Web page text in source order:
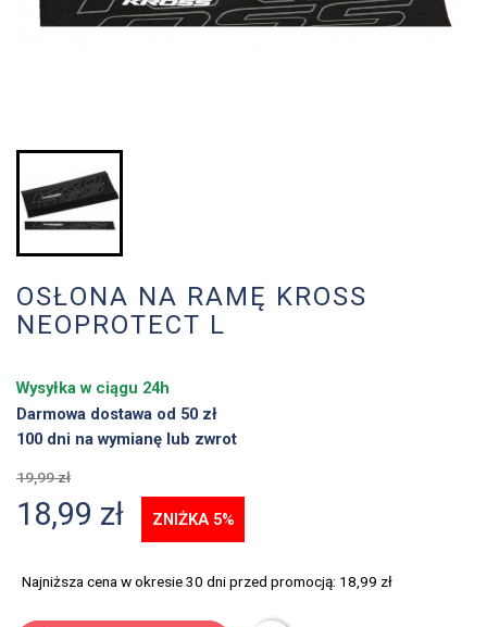
OSŁONA NA RAMĘ KROSS
NEOPROTECT L
Wysyłka w ciągu 24h
Darmowa dostawa od 50 zł
100 dni na wymianę lub zwrot
19,99 zł
18,99 zł ZNIŻKA 5%
Najniższa cena w okresie 30 dni przed promocją: 18,99 zł